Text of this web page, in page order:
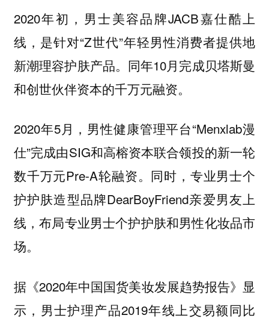
2020年初，男士美容品牌JACB嘉仕酷上
线，是针对“Z世代”年轻男性消费者提供地
新潮理容护肤产品。同年10月完成贝塔斯曼
和创世伙伴资本的千万元融资。
2020年5月，男性健康管理平台“Menxlab漫
仕”完成由SIG和高榕资本联合领投的新一轮
数千万元Pre-A轮融资。同时，专业男士个
护护肤造型品牌DearBoyFriend亲爱男友上
线，布局专业男士个护护肤和男性化妆品市
场。
据《2020年中国国货美妆发展趋势报告》显
示，男士护理产品2019年线上交易额同比